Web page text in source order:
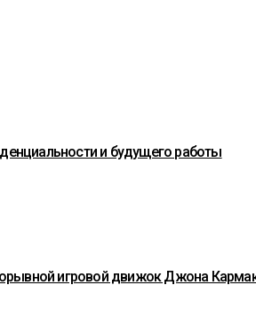
и будущего работы
игровой движок Джона